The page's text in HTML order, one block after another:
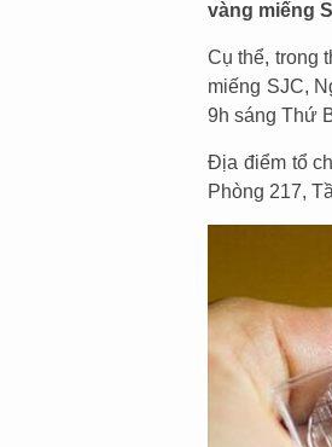
vàng miếng
Cụ thể, trong
miếng SJC,
9h sáng Thứ
Địa điểm tổ
Phòng 217,